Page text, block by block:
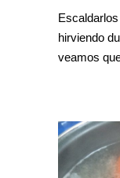
hirviendo
veamos